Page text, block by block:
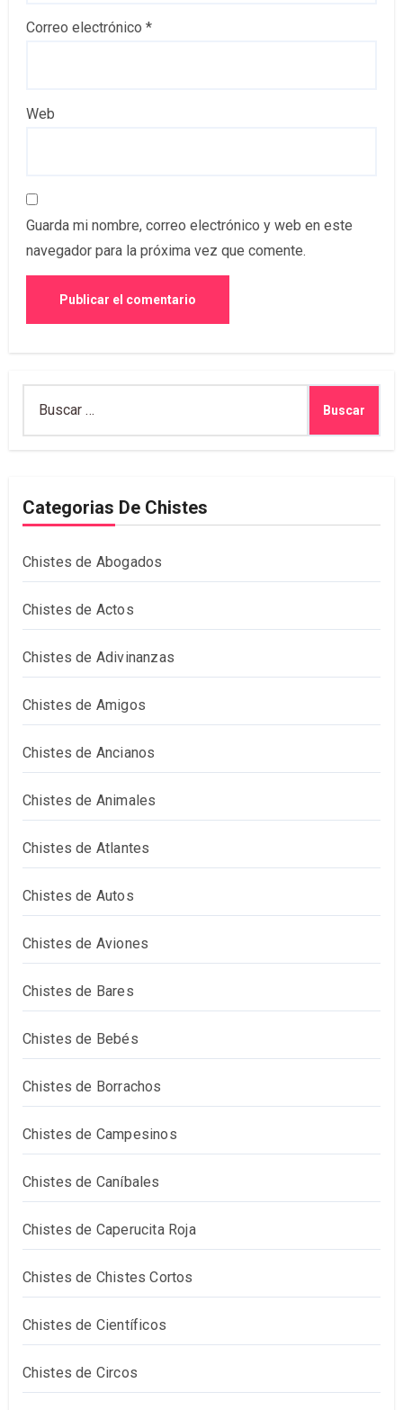
Correo electrónico *
Web
Guarda mi nombre, correo electrónico y web en este
navegador para la próxima vez que comente.
Categorias De Chistes
Chistes de Abogados
Chistes de Actos
Chistes de Adivinanzas
Chistes de Amigos
Chistes de Ancianos
Chistes de Animales
Chistes de Atlantes
Chistes de Autos
Chistes de Aviones
Chistes de Bares
Chistes de Bebés
Chistes de Borrachos
Chistes de Campesinos
Chistes de Caníbales
Chistes de Caperucita Roja
Chistes de Chistes Cortos
Chistes de Científicos
Chistes de Circos